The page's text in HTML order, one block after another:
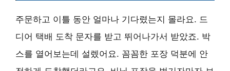
주문하고 이틀 동안 얼마나 기다렸는지 몰라요. 드
디어 택배 도착 문자를 받고 뛰어나가서 받았죠. 박
스를 열어보는데 설렜어요. 꼼꼼한 포장 덕분에 안